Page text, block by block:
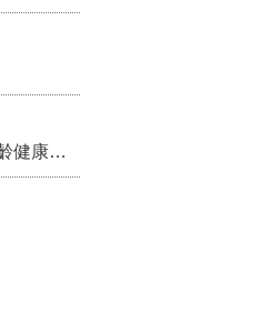
苗栗農村綠色照顧成果登上全國舞台！ 後龍水尾、埔頂社區前進2026高齡健康產業博覽會